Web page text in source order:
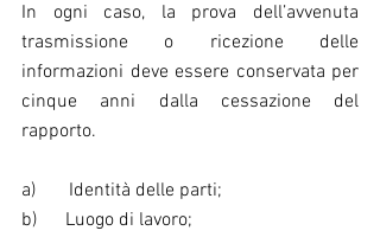
In ogni caso, la prova dell’avvenuta
trasmissione o ricezione delle
informazioni deve essere conservata per
cinque anni dalla cessazione del
rapporto.
a)       Identità delle parti;
b)      Luogo di lavoro;